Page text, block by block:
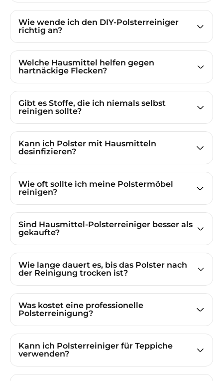
Wie wende ich den DIY-Polsterreiniger
richtig an?
Welche Hausmittel helfen gegen
hartnäckige Flecken?
Gibt es Stoffe, die ich niemals selbst
reinigen sollte?
Kann ich Polster mit Hausmitteln
desinfizieren?
Wie oft sollte ich meine Polstermöbel
reinigen?
Sind Hausmittel-Polsterreiniger besser als
gekaufte?
Wie lange dauert es, bis das Polster nach
der Reinigung trocken ist?
Was kostet eine professionelle
Polsterreinigung?
Kann ich Polsterreiniger für Teppiche
verwenden?